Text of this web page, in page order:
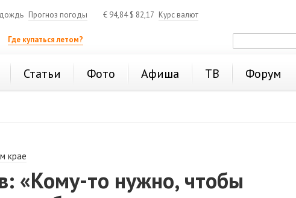
Прогноз погоды € 94,84$ 82,17 Курс валют
Где купаться летом?
Статьи Фото Афиша ТВ Форум
крае
«Кому-то нужно, чтобы